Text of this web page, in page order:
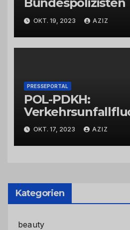
Bundespolizisten
OKT. 19, 2023 AZIZ
PRESSEPORTAL
POL-PDKH:
Abbiegevorgang
OKT. 17, 2023 AZIZ
Kategorien
beauty